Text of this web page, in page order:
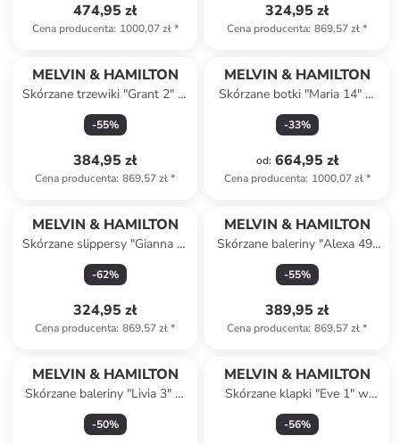
474,95 zł
Cena producenta: 1000,07 zł*
324,95 zł
Cena producenta: 869,57 zł*
MELVIN & HAMILTON
Skórzane trzewiki "Grant 2" w
kolorze czerwonym
-55%
384,95 zł
Cena producenta: 869,57 zł*
MELVIN & HAMILTON
Skórzane botki "Maria 14" w
kolorze czarnym
-33%
od: 664,95 zł
Cena producenta: 1000,07 zł*
MELVIN & HAMILTON
Skórzane slippersy "Gianna 3"
w kolorze jasnobrązowym
-62%
324,95 zł
Cena producenta: 869,57 zł*
MELVIN & HAMILTON
Skórzane baleriny "Alexa 49"
w kolorze czarnym
-55%
389,95 zł
Cena producenta: 869,57 zł*
MELVIN & HAMILTON
Skórzane baleriny "Livia 3" w
kolorze beżowym
-50%
MELVIN & HAMILTON
Skórzane klapki "Eve 1" w
kolorze srebrnym
-56%